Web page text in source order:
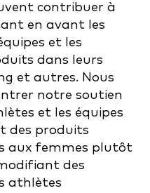
contribuer à
en avant les
et les
dans leurs
et autres. Nous
notre soutien
et les équipes
des produits
aux femmes plutôt
des
athlètes